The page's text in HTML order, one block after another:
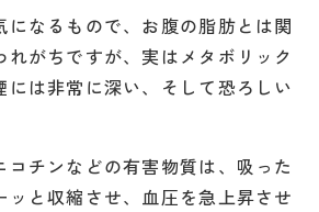
になるもので、お腹の脂肪とは関
がちですが、実はメタボリック
には非常に深い、そして恐ろしい
コチンなどの有害物質は、吸った
ッと収縮させ、血圧を急上昇させ